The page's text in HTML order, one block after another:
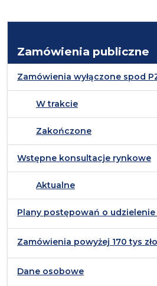
Zamówienia publiczne
Zamówienia wyłączone spod
W trakcie
Zakończone
Wstępne konsultacje rynkowe
Aktualne
Plany postępowań o
Zamówienia powyżej 170 tys
Dane osobowe